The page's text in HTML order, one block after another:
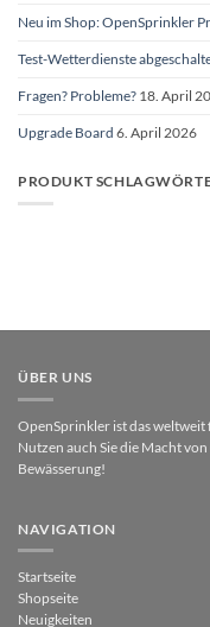
Neu im Shop: OpenSprinkler
Test-Wetterdienste
Fragen? Probleme? 18. April
Upgrade Board 6. April 2026
PRODUKT
ÜBER UNS
OpenSprinkler ist das weltweit
Nutzen auch Sie die Macht
Bewässerung!
NAVIGATION
Startseite
Shopseite
Neuigkeiten